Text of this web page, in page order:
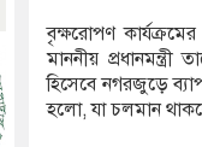
বৃক্ষরোপণ
মাননীয় প্রধানমন্ত্রী
হিসেবে নগরজুড়ে
হলো, যা চলমান